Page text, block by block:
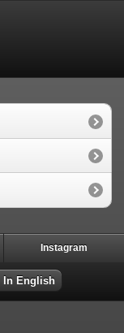
Instagram
In English